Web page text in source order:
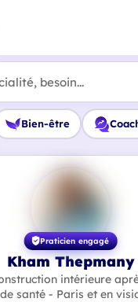
besoin...
Bien-être
Praticien engagé
Kham Thepmany
intérieure
de santé - Paris et en